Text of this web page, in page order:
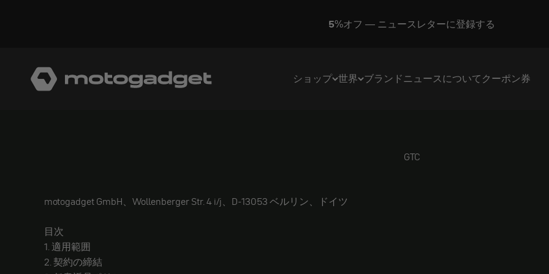
ドイツ製
ショップ 世界 ブランドニュースについてクーポン券
モトガジェット社
GTC
motogadget GmbH、Wollenberger Str. 4 i/j、D-13053 ベルリン、ドイツ
目次
1. 適用範囲
2. 契約の締結